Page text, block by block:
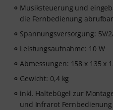
Musiksteuerung und
die Fernbedienung abrufbar
Spannungsversorgung: 5V/
Leistungsaufnahme: 10 W
Abmessungen: 158 x 135 x
Gewicht: 0,4 kg
inkl. Haltebügel zur
und Infrarot Fernbedienung